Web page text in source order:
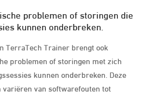
problemen of storingen die
kunnen onderbreken.
TerraTech Trainer brengt ook
problemen of storingen met zich
kunnen onderbreken. Deze
van softwarefouten tot